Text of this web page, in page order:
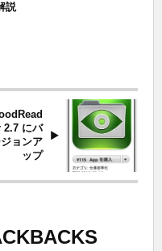
説
2.7 にバ
ョンア
ップ